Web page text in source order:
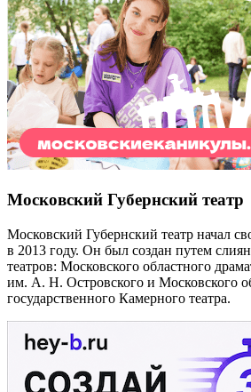
Московский Губернский театр
Московский Губернский театр начал
в 2013 году. Он был создан путем
театров: Московского областного
им. А. Н. Островского и Московского
государственного Камерного театра.